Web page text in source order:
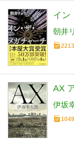
イン
朝井
AX
伊坂